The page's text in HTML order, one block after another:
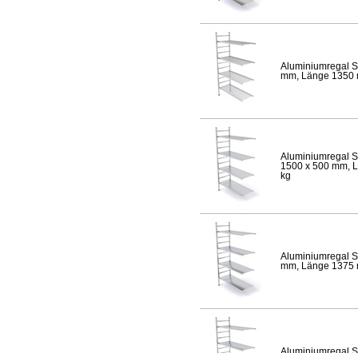
Aluminiumregal
mm, Länge 1350
Aluminiumregal
1500 x 500 mm,
kg
Aluminiumregal
mm, Länge 1375